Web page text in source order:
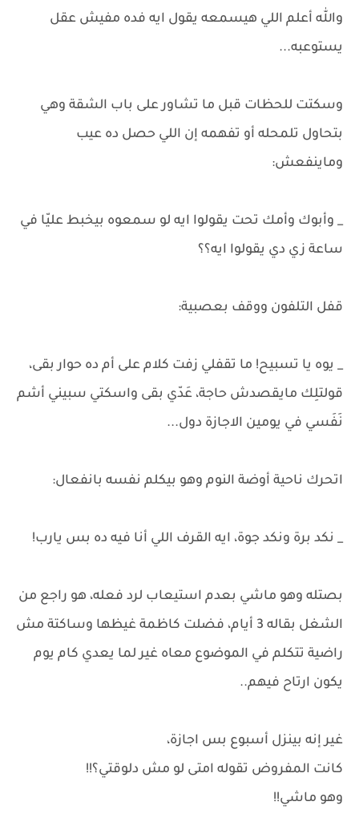
والله أعلم اللي هيسمعه يقول ايه فده مفيش عقل
يستوعبه...
وسكتت للحظات قبل ما تشاور على باب الشقة وهي
بتحاول تلمحله أو تفهمه إن اللي حصل ده عيب
وماينفعش:
_ وأبوك وأمك تحت يقولوا ايه لو سمعوه بيخبط عليّا في
ساعة زي دي يقولوا ايه؟؟
قفل التلفون ووقف بعصبية:
_ يوه يا تسبيح! ما تقفلي زفت كلام على أم ده حوار بقى،
قولتلِك مايقصدش حاجة، عَدّي بقى واسكتي سبيني أشم
نَفَسي في يومين الاجازة دول...
اتحرك ناحية أوضة النوم وهو بيكلم نفسه بانفعال:
_ نكد برة ونكد جوة، ايه القرف اللي أنا فيه ده بس يارب!
بصتله وهو ماشي بعدم استيعاب لرد فعله، هو راجع من
الشغل بقاله 3 أيام، فضلت كاظمة غيظها وساكتة مش
راضية تتكلم في الموضوع معاه غير لما يعدي كام يوم
يكون ارتاح فيهم..
غير إنه بينزل أسبوع بس اجازة،
كانت المفروض تقوله امتى لو مش دلوقتي؟!!
وهو ماشي!!